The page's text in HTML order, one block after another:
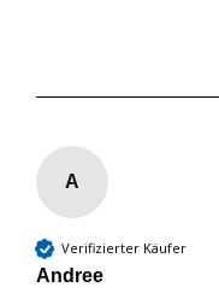
A
Verifizierter Käufer
Andree